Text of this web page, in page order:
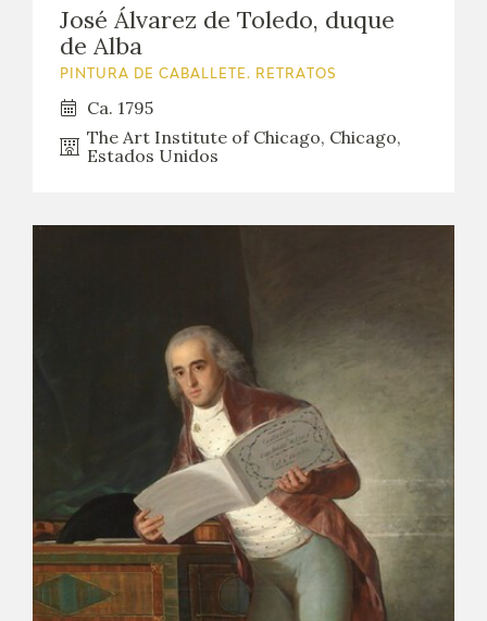
José Álvarez de Toledo, duque
de Alba
PINTURA DE CABALLETE. RETRATOS
Ca. 1795
The Art Institute of Chicago, Chicago,
Estados Unidos